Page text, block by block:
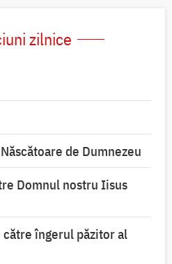
zilnice
de Dumnezeu
Domnul nostru Iisus
către îngerul păzitor al